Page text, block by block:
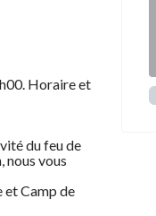
Horaire et
du feu de
nous vous
et Camp de